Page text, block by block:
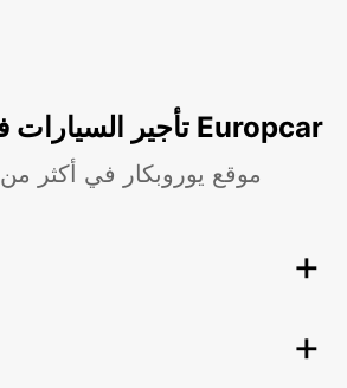
تأجير السيارات في أبو ظبي مع Europcar
موقع يوروبكار في أكثر من